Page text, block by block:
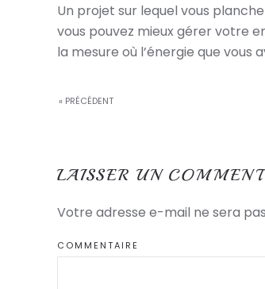
Un projet sur lequel vous
vous pouvez mieux gérer votre
la mesure où l’énergie que
« PRÉCÉDENT
LAISSER UN
Votre adresse e-mail ne sera
COMMENTAIRE